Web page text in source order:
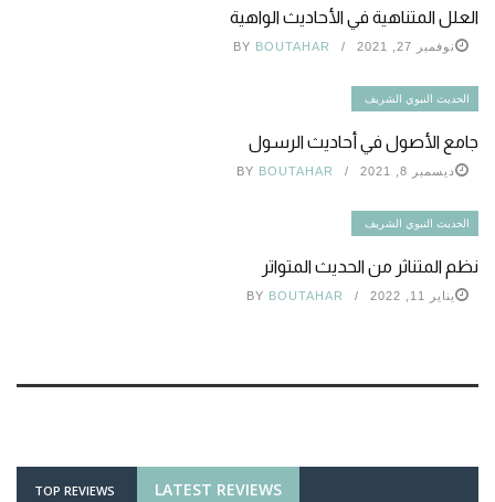
العلل المتناهية في الأحاديث الواهية
نوفمبر 27, 2021 BY BOUTAHAR
الحديث النبوي الشريف
جامع الأصول في أحاديث الرسول
ديسمبر 8, 2021 BY BOUTAHAR
الحديث النبوي الشريف
نظم المتناثر من الحديث المتواتر
يناير 11, 2022 BY BOUTAHAR
LATEST REVIEWS
TOP REVIEWS